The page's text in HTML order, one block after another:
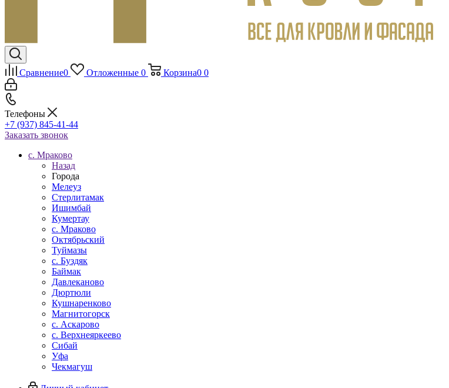
Сравнение0 Отложенные 0 Корзина0 0
Телефоны
+7 (937) 845-41-44
Заказать звонок
c. Мраково
Назад
Города
Мелеуз
Стерлитамак
Ишимбай
Кумертау
c. Мраково
Октябрьский
Туймазы
c. Буздяк
Баймак
Давлеканово
Дюртюли
Кушнаренково
Магнитогорск
с. Аскарово
с. Верхнеяркеево
Сибай
Уфа
Чекмагуш